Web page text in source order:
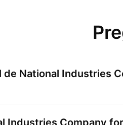
de National Industries
Industries Company